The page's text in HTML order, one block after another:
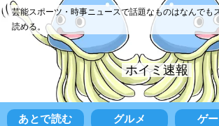
芸能スポーツ・時事ニュースで話題なものはなんでも
読める。
ホイミ速報
あとで読む グルメ ゲ